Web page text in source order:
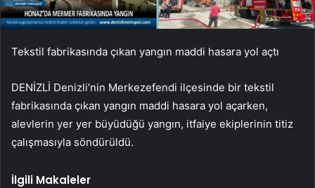
Tekstil fabrikasında çıkan yangın maddi hasara yol açtı
DENİZLİ Denizli’nin Merkezefendi ilçesinde bir tekstil
fabrikasında çıkan yangın maddi hasara yol açarken,
alevlerin yer yer büyüdüğü yangın, itfaiye ekiplerinin titiz
çalışmasıyla söndürüldü.
İlgili Makaleler